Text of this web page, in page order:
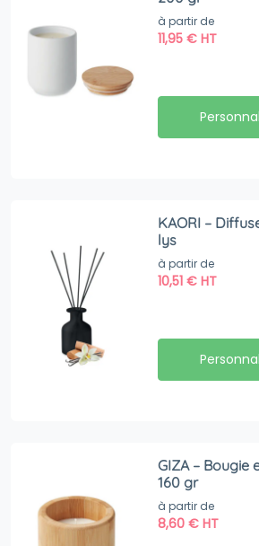
à partir de
11,95€ HT
KAORI –
lys
à partir de
10,51€ HT
GIZA – Bougie
160 gr
à partir de
8,60€ HT